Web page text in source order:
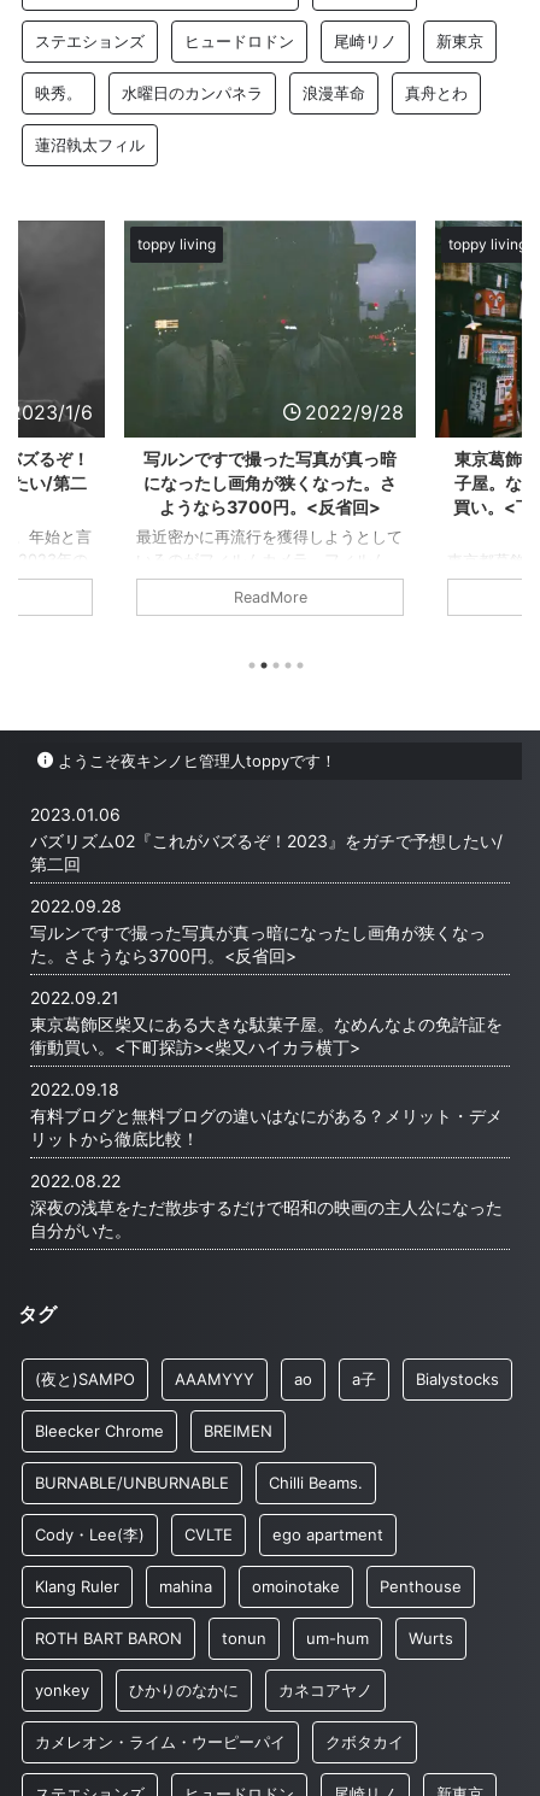
ステエションズ ヒュードロドン 尾崎リノ 新東京
映秀。 水曜日のカンパネラ 浪漫革命 真舟とわ
蓮沼執太フィル
2023/1/6
ズるぞ！
たい/第二
。年始と言
2023年の
放送のバズ
たランキン
を見てくだ
年ランキ
toppy living
2022/9/28
写ルンですで撮った写真が真っ暗
になったし画角が狭くなった。さ
ようなら3700円。<反省回>
最近密かに再流行を獲得しようとして
いるのがフィルムカメラ。フィルム
代、カメラ代、現像代、デジタル化代
も安いとは言えない。スマホという便
か。 撮り直しの効かない。シャッタ
は常にシャッターチャンスを伺ってい
ンですで撮った写真が真っ暗になっ
た・画角が狭くなった。さようなら
3700 ...
ReadMore
toppy living
東京葛飾
子屋。な
買い。<下
東京都葛飾
つらいよ」
るとホーム
が傘を必要
ようこそ夜キンノヒ管理人toppyです！
2023.01.06
バズリズム02『これがバズるぞ！2023』をガチで予想したい/
第二回
2022.09.28
写ルンですで撮った写真が真っ暗になったし画角が狭くなっ
た。さようなら3700円。<反省回>
2022.09.21
東京葛飾区柴又にある大きな駄菓子屋。なめんなよの免許証を
衝動買い。<下町探訪><柴又ハイカラ横丁>
2022.09.18
有料ブログと無料ブログの違いはなにがある？メリット・デメ
リットから徹底比較！
2022.08.22
深夜の浅草をただ散歩するだけで昭和の映画の主人公になった
自分がいた。
タグ
(夜と)SAMPO AAAMYYY ao a子 Bialystocks
Bleecker Chrome BREIMEN
BURNABLE/UNBURNABLE Chilli Beams.
Cody・Lee(李) CVLTE ego apartment
Klang Ruler mahina omoinotake Penthouse
ROTH BART BARON tonun um-hum Wurts
yonkey ひかりのなかに カネコアヤノ
カメレオン・ライム・ウーピーパイ クボタカイ